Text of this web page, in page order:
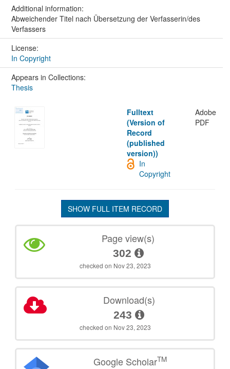
Additional information:
Abweichender Titel nach Übersetzung der Verfasserin/des
Verfassers
License:
In Copyright
Appears in Collections:
Thesis
Fulltext
(Version of
Record
(published
version))
Adobe
PDF
In
Copyright
SHOW FULL ITEM RECORD
Page view(s)
302
checked on Nov 23, 2023
Download(s)
243
checked on Nov 23, 2023
Google ScholarTM